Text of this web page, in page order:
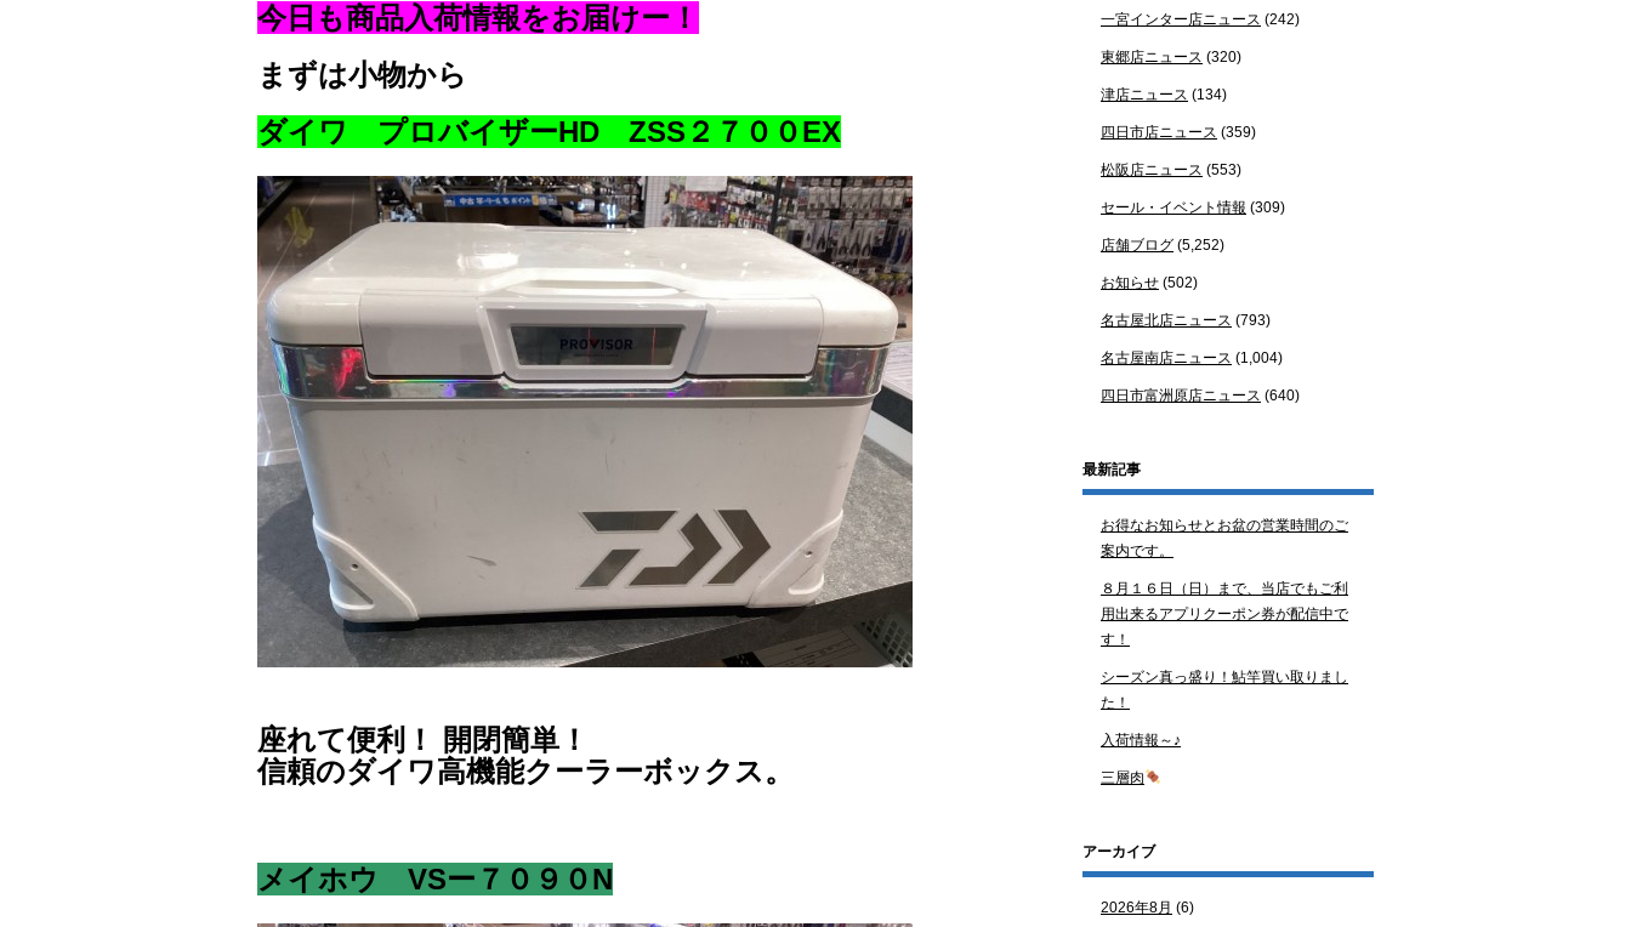
今日も商品入荷情報をお届けー！
まずは小物から
ダイワ プロバイザーHD ZSS２７００EX
座れて便利！ 開閉簡単！
信頼のダイワ高機能クーラーボックス。
メイホウ VSー７０９０N
一宮インター店ニュース (242)
東郷店ニュース (320)
津店ニュース (134)
四日市店ニュース (359)
松阪店ニュース (553)
セール・イベント情報 (309)
店舗ブログ (5,252)
お知らせ (502)
名古屋北店ニュース (793)
名古屋南店ニュース (1,004)
四日市富洲原店ニュース (640)
最新記事
お得なお知らせとお盆の営業時間のご
案内です。
８月１６日（日）まで、当店でもご利
用出来るアプリクーポン券が配信中で
す！
シーズン真っ盛り！鮎竿買い取りまし
た！
入荷情報～♪
三層肉
アーカイブ
2026年8月 (6)